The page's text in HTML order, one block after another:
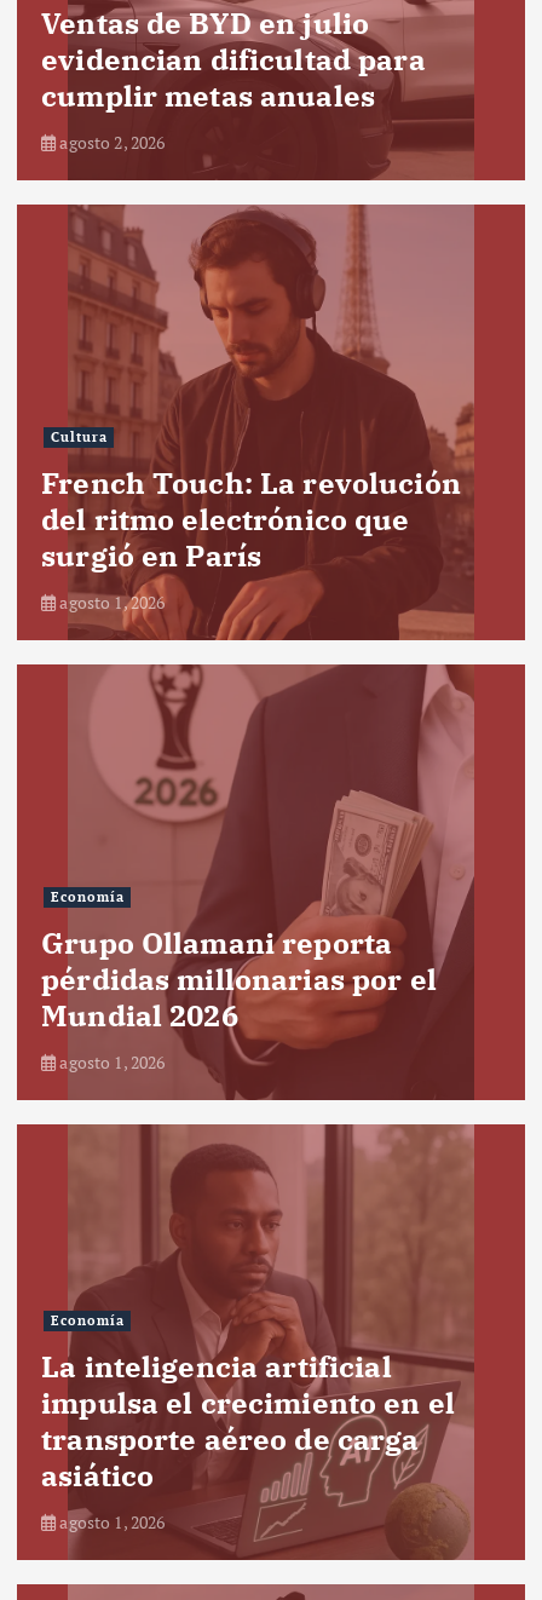
Ventas de BYD en julio
evidencian dificultad para
cumplir metas anuales
agosto 2, 2026
Cultura
French Touch: La revolución
del ritmo electrónico que
surgió en París
agosto 1, 2026
Economía
Grupo Ollamani reporta
pérdidas millonarias por el
Mundial 2026
agosto 1, 2026
Economía
La inteligencia artificial
impulsa el crecimiento en el
transporte aéreo de carga
asiático
agosto 1, 2026